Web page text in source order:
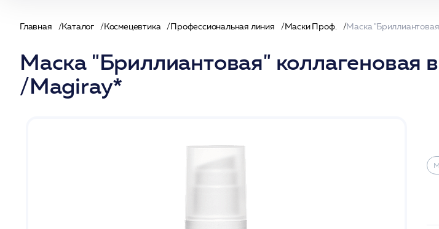
Главная Каталог Космецевтика Профессиональная линия Маски Проф.
Маска "Бриллиантовая"
/Magiray*